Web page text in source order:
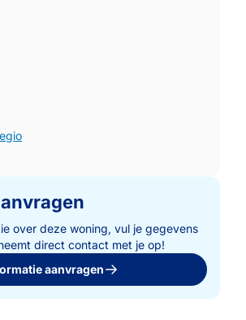
over deze woning, vul je gegevens
direct contact met je op!
aanvragen